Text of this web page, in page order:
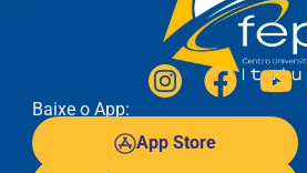
Baixe o App:
App Store